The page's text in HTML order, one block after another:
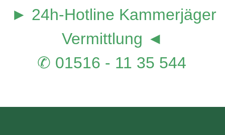
► 24h-Hotline Kammerjäger
Vermittlung ◄
✆ 01516 - 11 35 544